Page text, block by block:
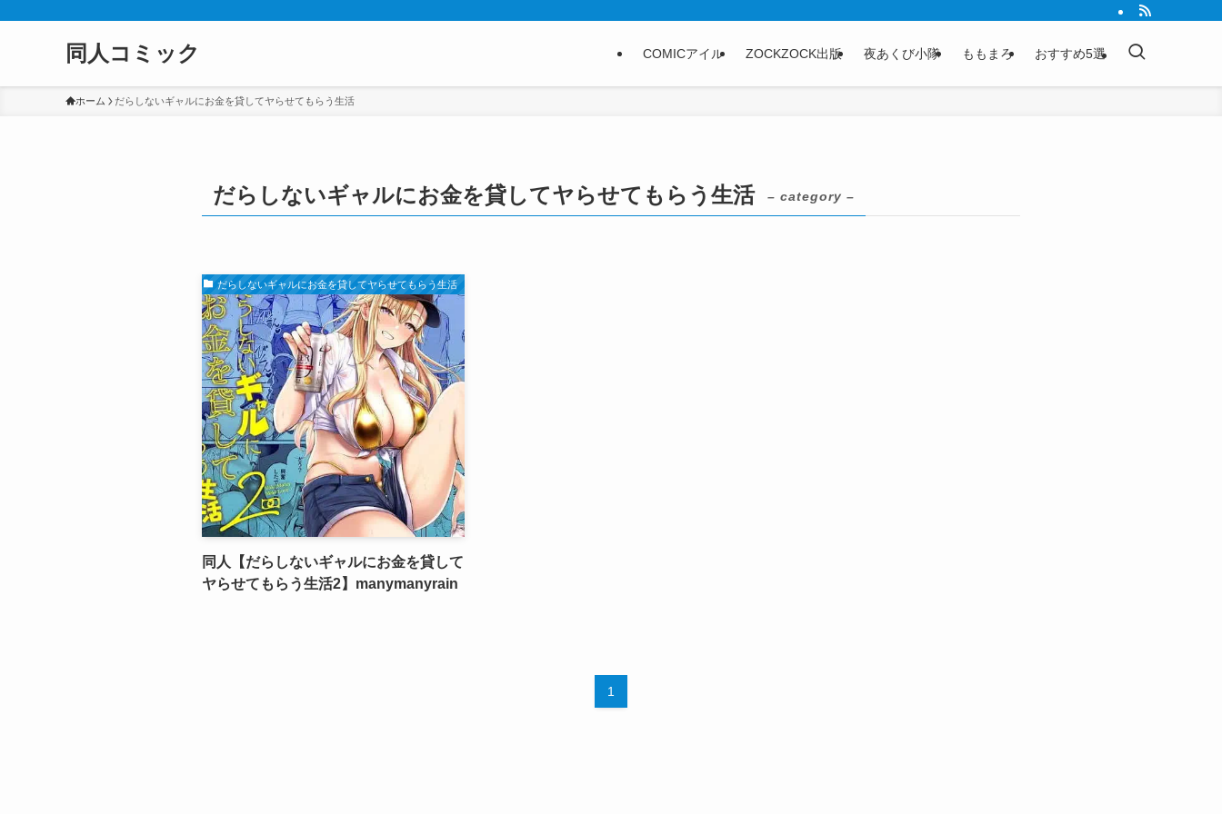
同人コミック COMICアイル ZOCKZOCK出版 夜あくび小隊 ももまろ おすすめ5選
ホーム だらしないギャルにお金を貸してヤらせてもらう生活
だらしないギャルにお金を貸してヤらせてもらう生活 – category –
だらしないギャルにお金を貸してヤらせてもらう生活
同人【だらしないギャルにお金を貸して
ヤらせてもらう生活2】manymanyrain
1